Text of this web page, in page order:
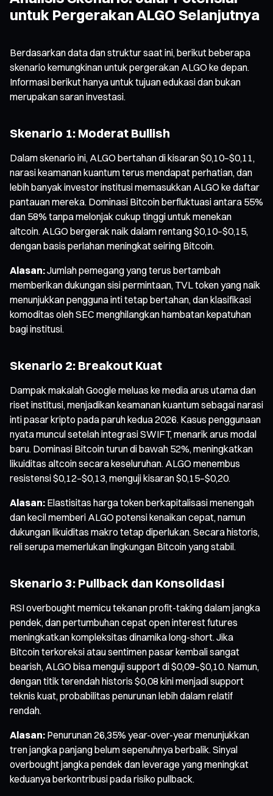
untuk Pergerakan ALGO Selanjutnya
Berdasarkan data dan struktur saat ini, berikut beberapa
skenario kemungkinan untuk pergerakan ALGO ke depan.
Informasi berikut hanya untuk tujuan edukasi dan bukan
merupakan saran investasi.
Skenario 1: Moderat Bullish
Dalam skenario ini, ALGO bertahan di kisaran $0,10–$0,11,
narasi keamanan kuantum terus mendapat perhatian, dan
lebih banyak investor institusi memasukkan ALGO ke daftar
pantauan mereka. Dominasi Bitcoin berfluktuasi antara 55%
dan 58% tanpa melonjak cukup tinggi untuk menekan
altcoin. ALGO bergerak naik dalam rentang $0,10–$0,15,
dengan basis perlahan meningkat seiring Bitcoin.
Alasan:Jumlah pemegang yang terus bertambah
memberikan dukungan sisi permintaan, TVL token yang naik
menunjukkan pengguna inti tetap bertahan, dan klasifikasi
komoditas oleh SEC menghilangkan hambatan kepatuhan
bagi institusi.
Skenario 2: Breakout Kuat
Dampak makalah Google meluas ke media arus utama dan
riset institusi, menjadikan keamanan kuantum sebagai narasi
inti pasar kripto pada paruh kedua 2026. Kasus penggunaan
nyata muncul setelah integrasi SWIFT, menarik arus modal
baru. Dominasi Bitcoin turun di bawah 52%, meningkatkan
likuiditas altcoin secara keseluruhan. ALGO menembus
resistensi $0,12–$0,13, menguji kisaran $0,15–$0,20.
Alasan: Elastisitas harga token berkapitalisasi menengah
dan kecil memberi ALGO potensi kenaikan cepat, namun
dukungan likuiditas makro tetap diperlukan. Secara historis,
reli serupa memerlukan lingkungan Bitcoin yang stabil.
Skenario 3: Pullback dan Konsolidasi
RSI overbought memicu tekanan profit-taking dalam jangka
pendek, dan pertumbuhan cepat open interest futures
meningkatkan kompleksitas dinamika long-short. Jika
Bitcoin terkoreksi atau sentimen pasar kembali sangat
bearish, ALGO bisa menguji support di $0,09–$0,10. Namun,
dengan titik terendah historis $0,08 kini menjadi support
teknis kuat, probabilitas penurunan lebih dalam relatif
rendah.
Alasan: Penurunan 26,35% year-over-year menunjukkan
tren jangka panjang belum sepenuhnya berbalik. Sinyal
overbought jangka pendek dan leverage yang meningkat
keduanya berkontribusi pada risiko pullback.